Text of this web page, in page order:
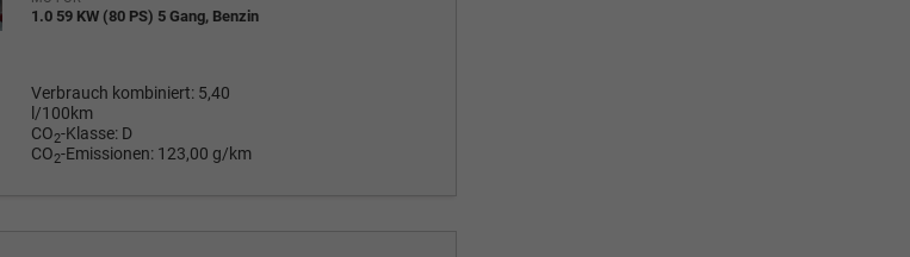
1.0 59 KW (80 PS) 5 Gang, Benzin
Verbrauch kombiniert: 5,40
l/100km
CO2-Klasse: D
CO2-Emissionen: 123,00 g/km